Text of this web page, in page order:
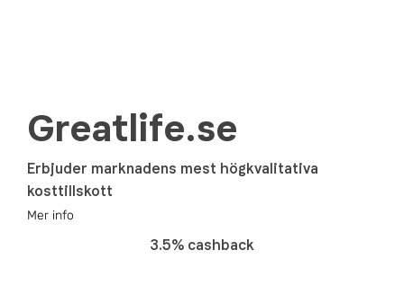
Greatlife.se
Erbjuder marknadens mest högkvalitativa
kosttillskott
Mer info
3.5% cashback